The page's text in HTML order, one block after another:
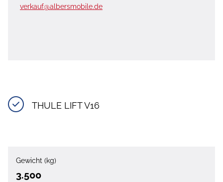
verkauf@albersmobile.de
THULE LIFT V16
Gewicht (kg)
3.500